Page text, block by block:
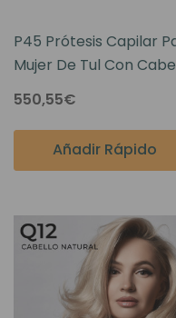
P45 Prótesis Capilar
Mujer De Tul Con
550,55€
Añadir Rápido